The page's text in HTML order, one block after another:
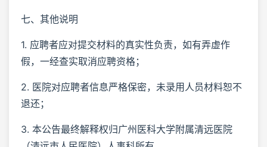
七、其他说明
1. 应聘者应对提交材料的真实性负责，如有弄虚作
假，一经查实取消应聘资格；
2. 医院对应聘者信息严格保密，未录用人员材料恕不
退还；
3. 本公告最终解释权归广州医科大学附属清远医院